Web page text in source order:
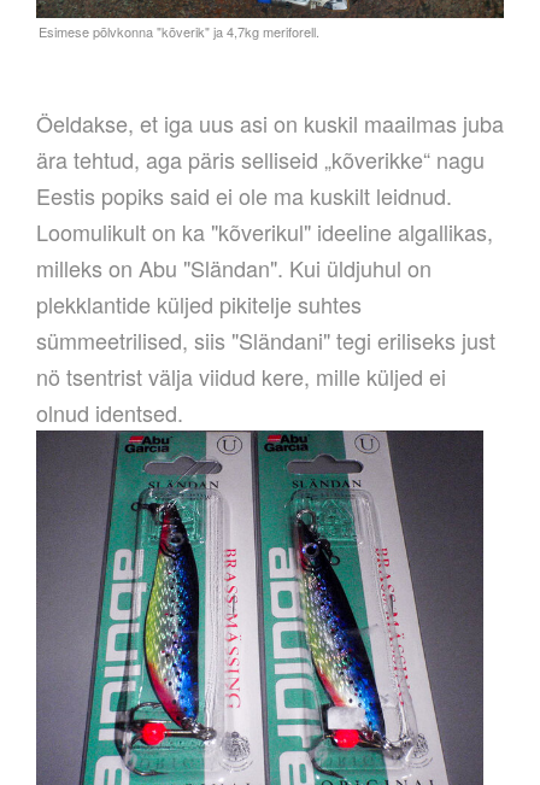
Öeldakse, et iga uus asi on kuskil maailmas juba
ära tehtud, aga päris selliseid „kõverikke“ nagu
Eestis popiks said ei ole ma kuskilt leidnud.
Loomulikult on ka "kõverikul" ideeline algallikas,
milleks on Abu "Sländan". Kui üldjuhul on
plekklantide küljed pikitelje suhtes
sümmeetrilised, siis "Sländani" tegi eriliseks just
nö tsentrist välja viidud kere, mille küljed ei
olnud identsed.